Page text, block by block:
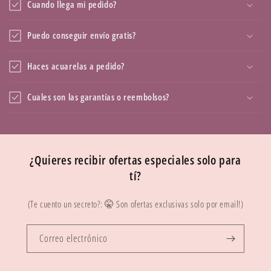
Cuando llega mi pedido?
Puedo conseguir envío gratis?
Haces acuarelas a pedido?
Cuales son las garantías o reembolsos?
¿Quieres recibir ofertas especiales solo para
tí?
(Te cuento un secreto?: 🤫 Son ofertas exclusivas solo por email!)
Correo electrónico